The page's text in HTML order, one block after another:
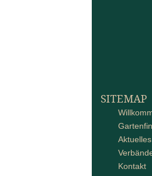
SITEMAP
Aktuelles
Kontakt